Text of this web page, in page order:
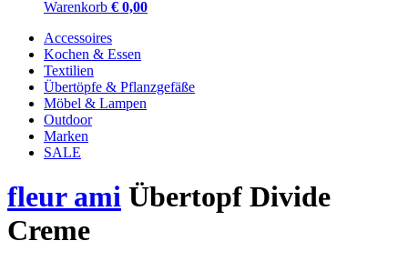
Warenkorb € 0,00
Accessoires
Kochen & Essen
Textilien
Übertöpfe & Pflanzgefäße
Möbel & Lampen
Outdoor
Marken
SALE
fleur ami Übertopf Divide
Creme